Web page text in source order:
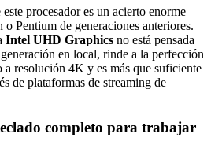
procesador es un acierto enorme
Pentium de generaciones anteriores.
Intel UHD Graphics no está pensada
en local, rinde a la perfección
resolución 4K y es más que suficiente
de plataformas de streaming de
completo para trabajar